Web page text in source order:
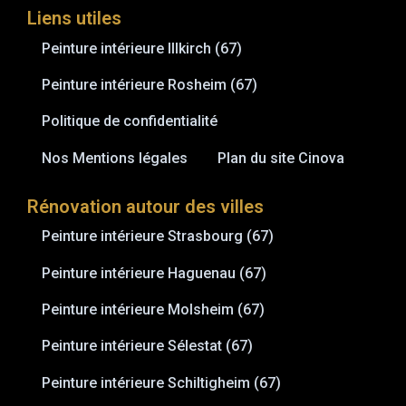
Liens utiles
Peinture intérieure Illkirch (67)
Peinture intérieure Rosheim (67)
Politique de confidentialité
Nos Mentions légales Plan du site Cinova
Rénovation autour des villes
Peinture intérieure Strasbourg (67)
Peinture intérieure Haguenau (67)
Peinture intérieure Molsheim (67)
Peinture intérieure Sélestat (67)
Peinture intérieure Schiltigheim (67)